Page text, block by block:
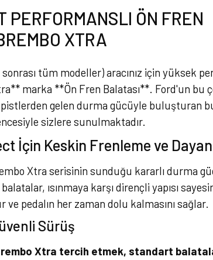
PERFORMANSLI ÖN FREN
XTRA
sonrası tüm modeller) aracınız için yüksek
marka **Ön Fren Balatası**. Ford'un bu
gelen durma gücüyle buluşturan
sizlere sunulmaktadır.
İçin Keskin Frenleme ve
Xtra serisinin sunduğu kararlı durma
ısınmaya karşı dirençli yapısı
pedalın her zaman dolu kalmasını sağlar.
Sürüş
Xtra tercih etmek, standart